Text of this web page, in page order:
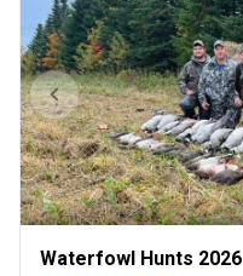
Waterfowl Hunts 2026